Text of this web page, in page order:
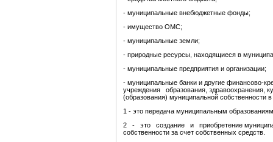
- муниципальные внебюджетные фонды;
- имущество ОМС;
- муниципальные земли;
- природные ресурсы, находящиеся в
- муниципальные предприятия и организации;
- муниципальные банки и другие финансово-
учреждения образования, здравоохранения,
(образования) муниципальной собственности
1 - это передача муниципальным
2 - это создание и приобретение
собственности за счет собственных средств.